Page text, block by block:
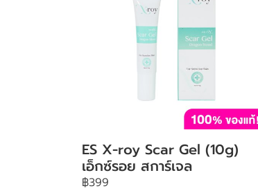
ES X-roy Scar Gel (10g)
เอ็กซ์รอย สการ์เจล
฿399